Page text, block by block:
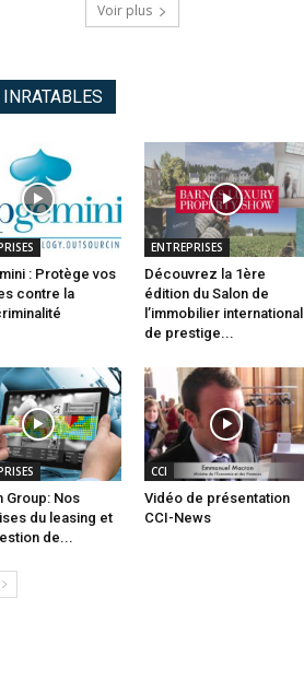
Voir plus
INRATABLES
: Protège vos
contre la
ENTREPRISES
Découvrez la 1ère
édition du Salon de
l’immobilier international
de prestige...
Group: Nos
du leasing et
de...
CCI
Vidéo de présentation
CCI-News